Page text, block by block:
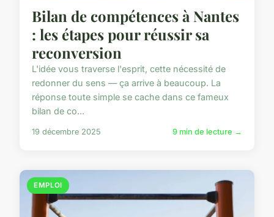
Bilan de compétences à Nantes
: les étapes pour réussir sa
reconversion
L'idée vous traverse l'esprit, cette nécessité de
redonner du sens — ça arrive à beaucoup. La
réponse toute simple se cache dans ce fameux
bilan de co...
19 décembre 2025 9 min de lecture →
EMPLOI